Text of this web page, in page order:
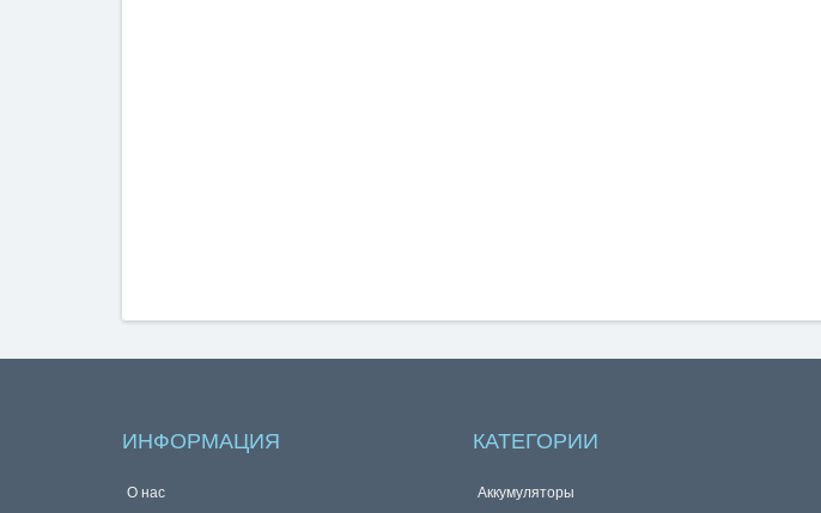
ИНФОРМАЦИЯ
О нас
КАТЕГОРИИ
Аккумуляторы